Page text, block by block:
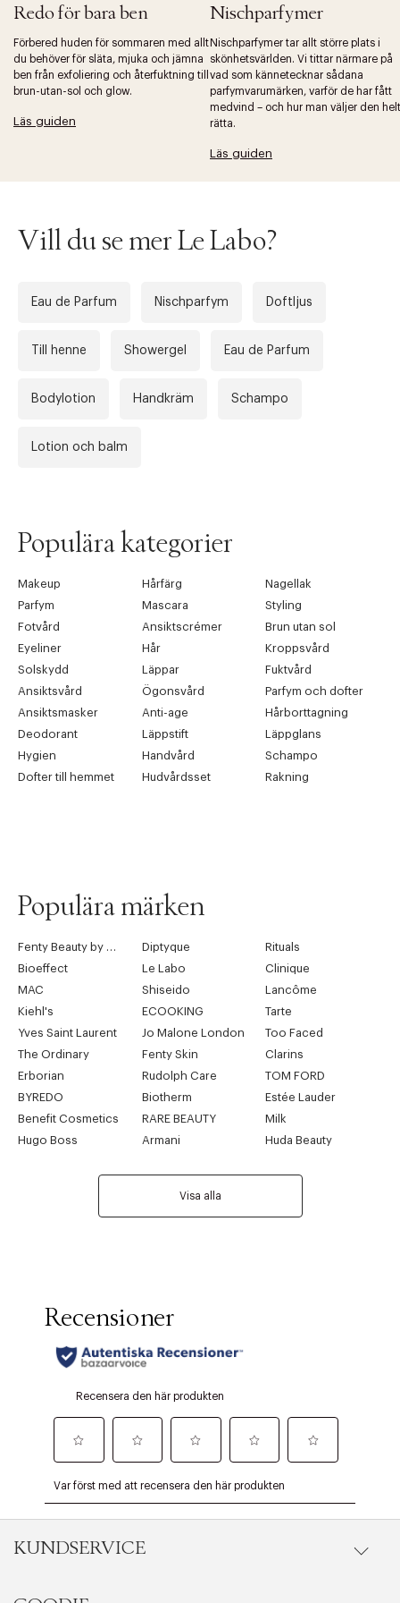
Redo för bara ben
Förbered huden för sommaren med allt
du behöver för släta, mjuka och jämna
ben från exfoliering och återfuktning till
brun-utan-sol och glow.
Läs guiden
Nischparfymer
Nischparfymer tar allt större plats i
skönhetsvärlden. Vi tittar närmare på
vad som kännetecknar sådana
parfymvarumärken, varför de har fått
medvind – och hur man väljer den helt
rätta.
Läs guiden
Vill du se mer Le Labo?
Eau de Parfum Nischparfym Doftljus
Till henne Showergel Eau de Parfum
Bodylotion Handkräm Schampo
Lotion och balm
Populära kategorier
Makeup Hårfärg
Nagellak
Parfym
Mascara
Styling
Fotvård
Ansiktscrémer
Brun utan sol
Eyeliner
Hår
Kroppsvård
Solskydd
Läppar
Fuktvård
Ansiktsvård
Ögonsvård
Parfym och dofter
Ansiktsmasker
Anti-age
Hårborttagning
Deodorant
Läppstift
Läppglans
Hygien
Handvård
Schampo
Dofter till hemmet
Hudvårdsset Rakning
Populära märken
Diptyque
Rituals
Bioeffect
Le Labo
Clinique
MAC
Shiseido
Lancôme
Kiehl's
ECOOKING
Tarte
Yves Saint Laurent
Jo Malone London
Too Faced
The Ordinary
Fenty Skin
Clarins
Erborian
Rudolph Care
TOM FORD
BYREDO
Biotherm
Estée Lauder
Benefit Cosmetics
RARE BEAUTY
Milk
Hugo Boss
Armani Huda Beauty
Visa alla
KUNDSERVICE